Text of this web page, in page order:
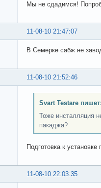
Мы не сдадимся!
11-08-10 21:47:07
В Семерке сабж не
11-08-10 21:52:46
Svart Testare
Тоже инсталляция
пакаджа?
Подготовка к
11-08-10 22:03:35